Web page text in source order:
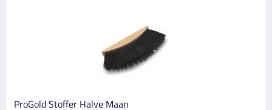
ProGold Stoffer Halve Maan